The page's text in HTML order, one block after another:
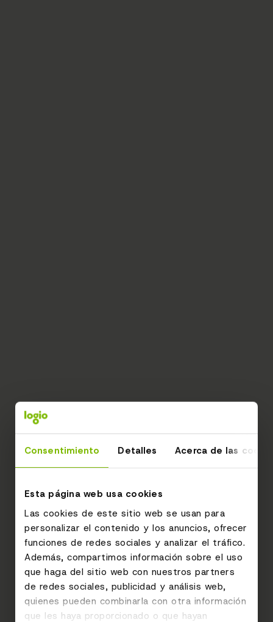
Consentimiento Detalles Acerca de las
Esta página web usa cookies
Las cookies de este sitio web se usan para
personalizar el contenido y los anuncios, ofrecer
funciones de redes sociales y analizar el tráfico.
Además, compartimos información sobre el uso
que haga del sitio web con nuestros partners
de redes sociales, publicidad y análisis web,
quienes pueden combinarla con otra información
que les haya proporcionado o que hayan